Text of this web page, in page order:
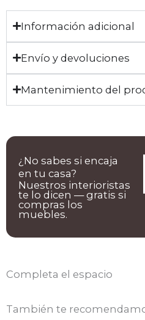
Información adicional
Envío y devoluciones
Mantenimiento del
¿No sabes si encaja
en tu casa?
Nuestros interioristas
te lo dicen — gratis si
compras los
muebles.
Completa el espacio
También te